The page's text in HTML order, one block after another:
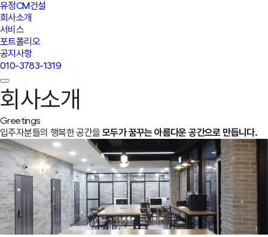
유정CM건설
회사소개
서비스
포트폴리오
공지사항
010-3783-1319
회사소개
Greetings
입주자분들의 행복한 공간을 모두가 꿈꾸는 아름다운 공간으로 만듭니다.